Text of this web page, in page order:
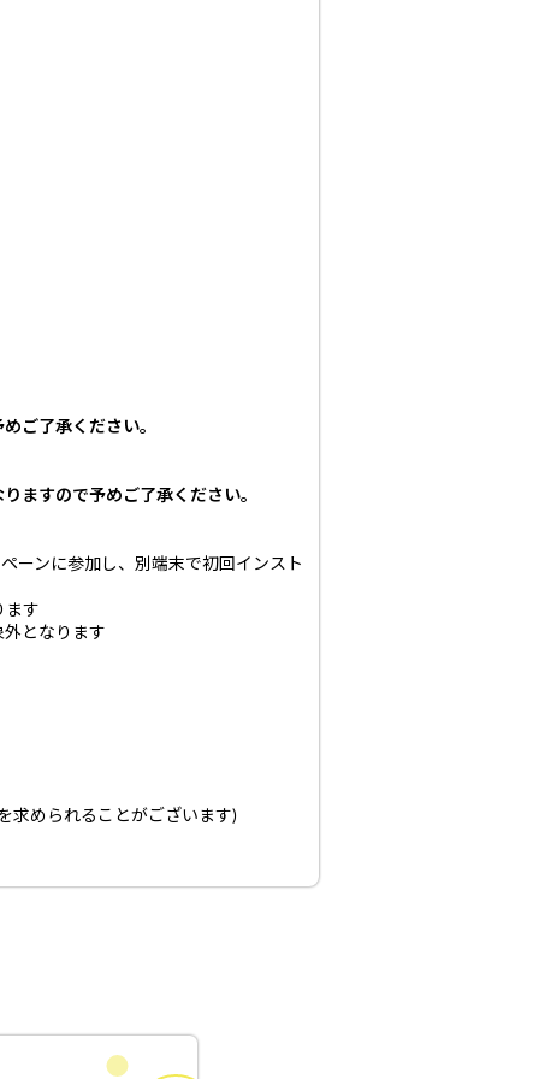
ご了承ください。
ますので予めご了承ください。
ーンに参加し、別端末で初回インスト
ます
となります
求められることがございます)